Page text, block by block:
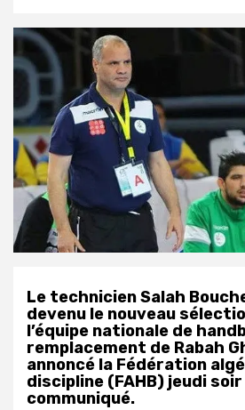
Le technicien Salah
devenu le nouveau
l’équipe nationale de
remplacement de Rabah
annoncé la Fédération
discipline (FAHB) jeudi
communiqué.